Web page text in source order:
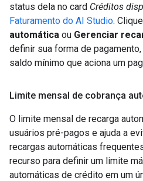
status dela no card Créditos
Faturamento do AI Studio.
automática ou Gerenciar
definir sua forma de
saldo mínimo que aciona um
Limite mensal de cobrança
O limite mensal de recarga
usuários pré-pagos e ajuda a
recargas automáticas
recurso para definir um limite
automáticas de crédito em um